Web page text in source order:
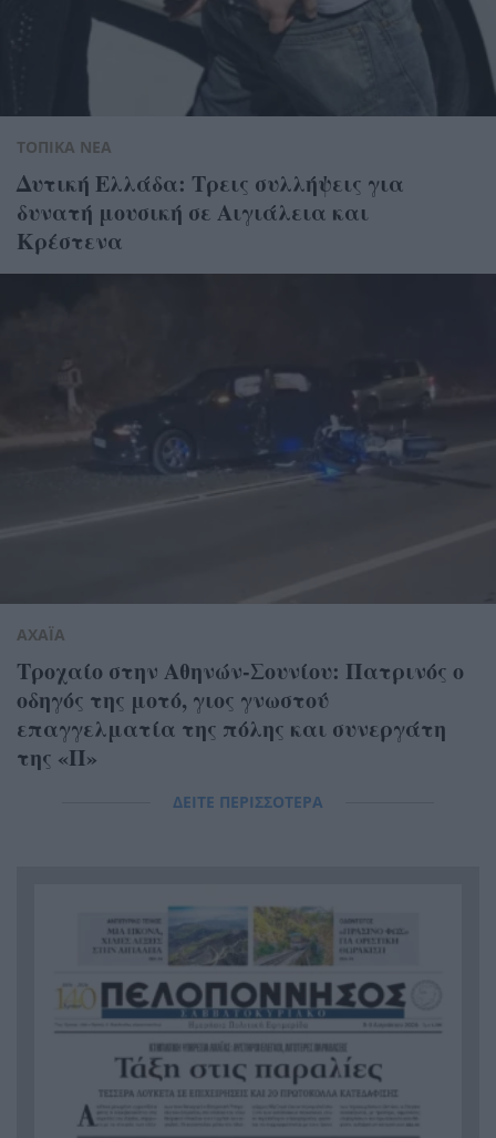
ΤΟΠΙΚΑ ΝΕΑ
Δυτική Ελλάδα: Τρεις συλλήψεις για
δυνατή μουσική σε Αιγιάλεια και
Κρέστενα
ΑΧΑΪΑ
Τροχαίο στην Αθηνών-Σουνίου: Πατρινός ο
οδηγός της μοτό, γιος γνωστού
επαγγελματία της πόλης και συνεργάτη
της «Π»
ΔΕΙΤΕ ΠΕΡΙΣΣΟΤΕΡΑ